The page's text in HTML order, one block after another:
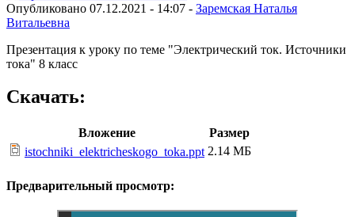
Опубликовано 07.12.2021 - 14:07 - Заремская Наталья
Витальевна
Презентация к уроку по теме "Электрический ток. Источники
тока" 8 класс
Скачать:
Вложение
Размер
istochniki_elektricheskogo_toka.ppt 2.14 МБ
Предварительный просмотр: